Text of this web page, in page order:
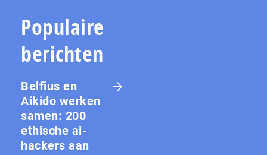
Populaire
berichten
Belfius en
Aikido werken
samen: 200
ethische ai-
hackers aan